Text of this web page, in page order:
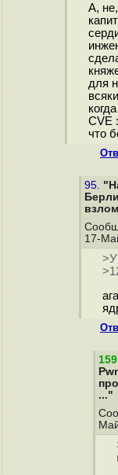
А,
для
CVE
что
95.
17-
>У
159
..."